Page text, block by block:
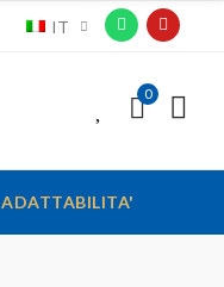
IT
0
ADATTABILITA'